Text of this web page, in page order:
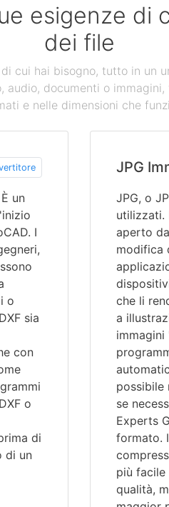
esigenze di
dei file
cui hai bisogno, tutto in un
documenti o
e nelle dimensioni che
un
I
o
sia
con
o
di
di un
JPG
JPG, o
utilizzati.
aperto
modifica
che li
a
possibile
se
Experts
formato.
più facile
qualità,